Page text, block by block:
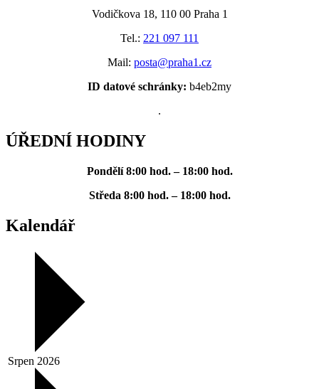
Vodičkova 18, 110 00 Praha 1
Tel.: 221 097 111
Mail: posta@praha1.cz
ID datové schránky: b4eb2my
.
ÚŘEDNÍ HODINY
Pondělí 8:00 hod. – 18:00 hod.
Středa 8:00 hod. – 18:00 hod.
Kalendář
Srpen 2026